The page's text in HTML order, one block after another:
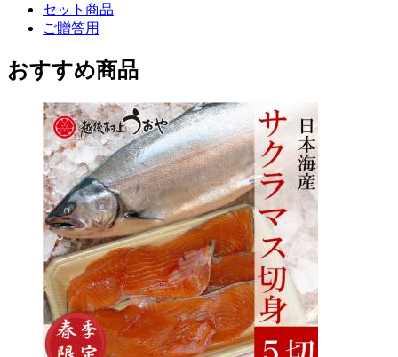
セット商品
ご贈答用
おすすめ商品